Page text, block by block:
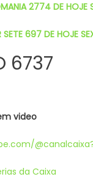
2774 DE
SETE 697 DE HOJE
6737
video
da Caixa